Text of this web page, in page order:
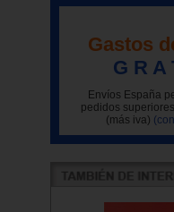
Gastos
G R A
Envíos España
pedidos
(más iva)